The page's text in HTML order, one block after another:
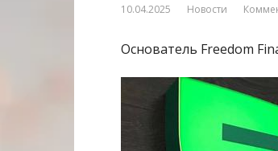
10.04.2025 Новости
Основатель Freedom